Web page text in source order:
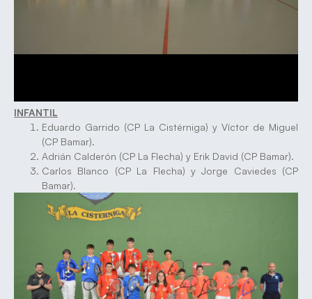
INFANTIL
Eduardo Garrido (CP La Cistérniga) y Víctor de Miguel
(CP Bamar).
Adrián Calderón (CP La Flecha) y Erik David (CP Bamar).
Carlos Blanco (CP La Flecha) y Jorge Caviedes (CP
Bamar).